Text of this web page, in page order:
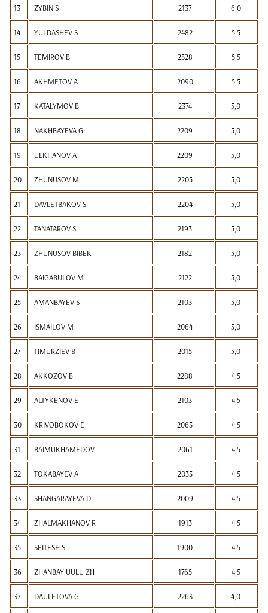
13 ZYBIN S 2137 6,0
14 YULDASHEV S 2482 5,5
15 TEMIROV B 2328 5,5
16 AKHMETOV A 2090 5,5
17 KATALYMOV B 2374 5,0
18 NAKHBAYEVA G 2209 5,0
19 ULKHANOV A 2209 5,0
20 ZHUNUSOV M 2205 5,0
21 DAVLETBAKOV S 2204 5,0
22 TANATAROV S 2193 5,0
23 ZHUNUSOV BIBEK 2182 5,0
24 BAIGABULOV M 2122 5,0
25 AMANBAYEV S 2103 5,0
26 ISMAILOV M 2064 5,0
27 TIMURZIEV B 2015 5,0
28 AKKOZOV B 2288 4,5
29 ALTYKENOV E 2103 4,5
30 KRIVOBOKOV E 2063 4,5
31 BAIMUKHAMEDOV 2061 4,5
32 TOKABAYEV A 2033 4,5
33 SHANGARAYEVA D 2009 4,5
34 ZHALMAKHANOV R 1913 4,5
35 SEITESH S 1900 4,5
36 ZHANBAY UULU ZH 1765 4,5
37 DAULETOVA G 2263 4,0